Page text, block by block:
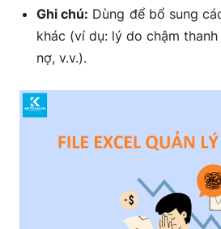
Ghi chú: Dùng để bổ sung
khác (ví dụ: lý do chậm
nợ, v.v.).